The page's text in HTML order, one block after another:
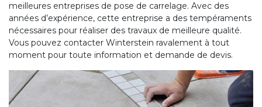
meilleures entreprises de pose de carrelage. Avec des
années d’expérience, cette entreprise a des tempéraments
nécessaires pour réaliser des travaux de meilleure qualité.
Vous pouvez contacter Winterstein ravalement à tout
moment pour toute information et demande de devis.